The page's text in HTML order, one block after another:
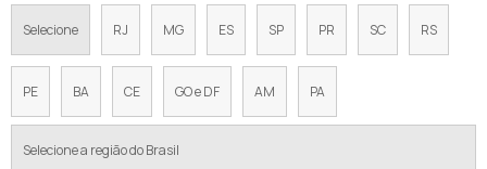
Selecione RJ MG ES SP PR SC RS
PE BA CE GO e DF AM PA
Selecione a região do Brasil